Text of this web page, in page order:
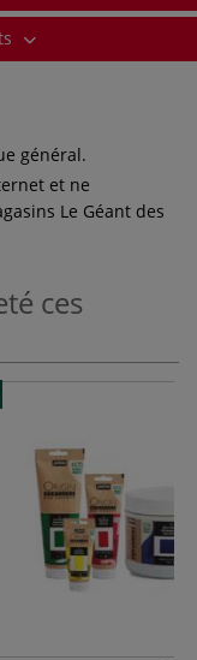
général.
et ne
Le Géant des
ces